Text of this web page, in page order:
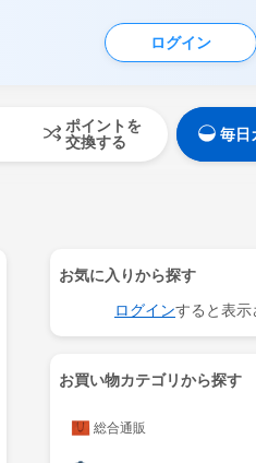
ログイン
ポイントを
交換する
毎日
お気に入りから探す
ログインすると表示
お買い物カテゴリから探す
総合通販